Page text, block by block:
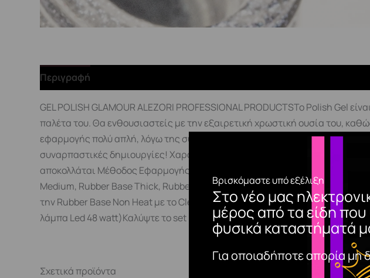
Βρισκόμαστε υπό εξέλιξη
Στο νέο μας
μέρος από τα είδη
φυσικά καταστήματά
Για οποιαδήποτε απορία μη
Περιγραφή
GEL POLISH GLAMOUR ALEZORI PROFESSIONAL PRODUCTSΤο Polish Gel
παλέτα του. Θα ενθουσιαστείς με την εξαιρετική χρωστική ουσία του,
εφαρμογής πολύ απλή, λόγω της σύστασης και της ρευστότητας του. Ο
συναρπαστικές δημιουργίες! Χαρακτηριστικά:Έντονη χρωστικήΜεσαία
αποκολλάται Μέθοδος Εφαρμογής:Η τυπική διαδικασία προετοιμασίας
Medium, Rubber Base Thick, Rubber Base Non Heat της αρεσκείας σας
την Rubber Base Non Heat με το Cleaner πριν τη χρήση του polish
λάμπα Led 48 watt)Καλύψτε το set με ένα Top Coat. *mini tips*Στα σκούρα
Σχετικά προϊόντα